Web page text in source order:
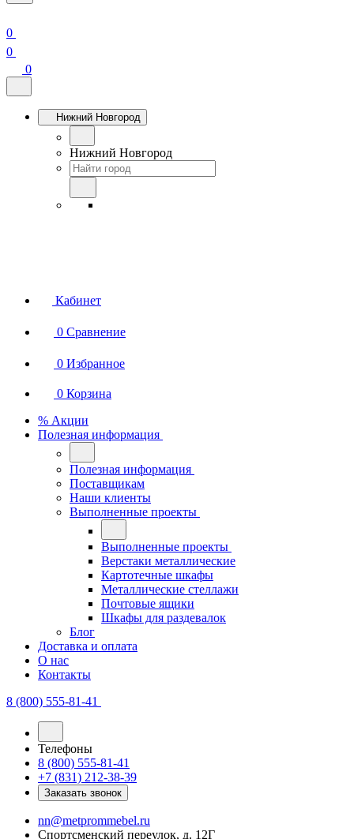
0
0
0
Нижний Новгород
Нижний Новгород
Кабинет
0 Сравнение
0 Избранное
0 Корзина
% Акции
Полезная информация
Полезная информация
Поставщикам
Наши клиенты
Выполненные проекты
Выполненные проекты
Верстаки металлические
Картотечные шкафы
Металлические стеллажи
Почтовые ящики
Шкафы для раздевалок
Блог
Доставка и оплата
О нас
Контакты
8 (800) 555-81-41
Телефоны
8 (800) 555-81-41
+7 (831) 212-38-39
Заказать звонок
nn@metprommebel.ru
Спортсменский переулок, д. 12Г